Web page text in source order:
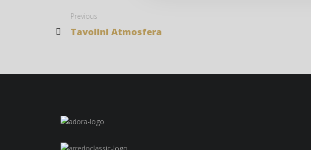
Previous
Tavolini Atmosfera